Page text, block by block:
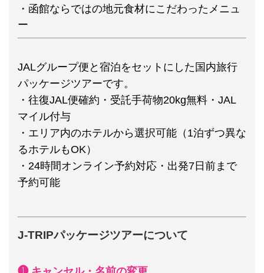
・函館ならではの地元食材にこだわったメニュ
ー
JALグループ便と宿泊をセットにした国内旅行
パッケージツアーです。
・往復JAL便確約・受託手荷物20kg無料・JAL
マイル付与
・エリア内のホテルから選択可能（1泊ずつ異な
るホテルもOK）
・24時間オンライン予約対応・出発7日前まで
予約可能
J-TRIPパッケージツアーについて